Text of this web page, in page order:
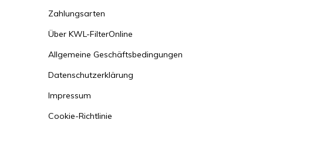
Zahlungsarten
Über KWL-FilterOnline
Allgemeine Geschäftsbedingungen
Datenschutzerklärung
Impressum
Cookie-Richtlinie